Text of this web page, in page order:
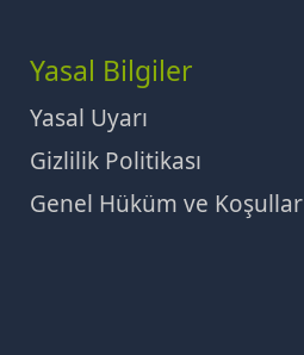
Yasal Bilgiler
Yasal Uyarı
Gizlilik Politikası
Genel Hüküm ve Koşullar